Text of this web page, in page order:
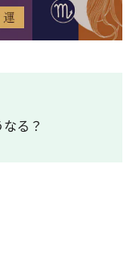
る？